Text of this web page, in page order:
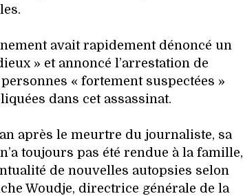
avait rapidement dénoncé un
» et annoncé l’arrestation de
« fortement suspectées »
dans cet assassinat.
après le meurtre du journaliste, sa
toujours pas été rendue à la famille,
de nouvelles autopsies selon
Woudje, directrice générale de la